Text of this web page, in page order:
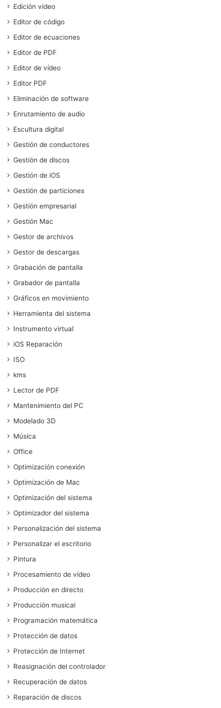
Edición video
Editor de código
Editor de ecuaciones
Editor de PDF
Editor de vídeo
Editor PDF
Eliminación de software
Enrutamiento de audio
Escultura digital
Gestión de conductores
Gestión de discos
Gestión de iOS
Gestión de particiones
Gestión empresarial
Gestión Mac
Gestor de archivos
Gestor de descargas
Grabación de pantalla
Grabador de pantalla
Gráficos en movimiento
Herramienta del sistema
Instrumento virtual
iOS Reparación
ISO
kms
Lector de PDF
Mantenimiento del PC
Modelado 3D
Música
Office
Optimización conexión
Optimización de Mac
Optimización del sistema
Optimizador del sistema
Personalización del sistema
Personalizar el escritorio
Pintura
Procesamiento de vídeo
Producción en directo
Producción musical
Programación matemática
Protección de datos
Protección de Internet
Reasignación del controlador
Recuperación de datos
Reparación de discos